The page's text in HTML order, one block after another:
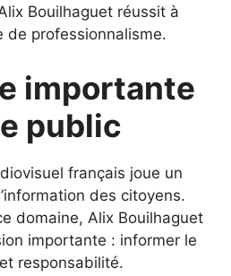
Bouilhaguet réussit à
de professionnalisme.
importante
public
français joue un
des citoyens.
domaine, Alix Bouilhaguet
importante : informer le
responsabilité.